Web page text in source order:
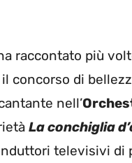
raccontato più
concorso di
nell’
La conchiglia
televisivi di